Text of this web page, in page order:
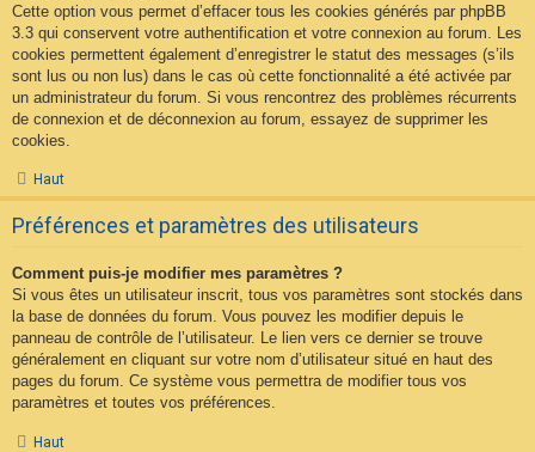
Cette option vous permet d’effacer tous les cookies générés par phpBB
3.3 qui conservent votre authentification et votre connexion au forum. Les
cookies permettent également d’enregistrer le statut des messages (s’ils
sont lus ou non lus) dans le cas où cette fonctionnalité a été activée par
un administrateur du forum. Si vous rencontrez des problèmes récurrents
de connexion et de déconnexion au forum, essayez de supprimer les
cookies.
Haut
Préférences et paramètres des utilisateurs
Comment puis-je modifier mes paramètres ?
Si vous êtes un utilisateur inscrit, tous vos paramètres sont stockés dans
la base de données du forum. Vous pouvez les modifier depuis le
panneau de contrôle de l’utilisateur. Le lien vers ce dernier se trouve
généralement en cliquant sur votre nom d’utilisateur situé en haut des
pages du forum. Ce système vous permettra de modifier tous vos
paramètres et toutes vos préférences.
Haut